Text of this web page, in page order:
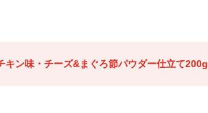
キン味・チーズ&まぐろ節パウダー仕立て200g